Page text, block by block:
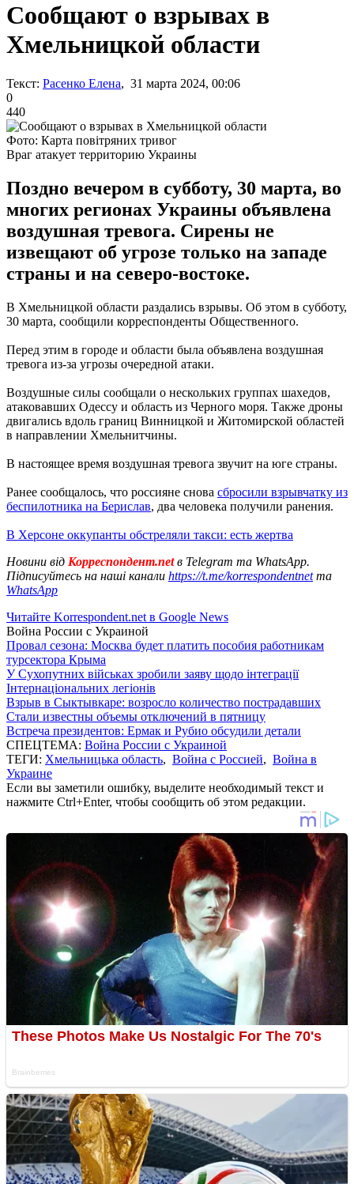
Сообщают о взрывах в
Хмельницкой области
Текст: Расенко Елена, 31 марта 2024, 00:06
0
440
Фото: Карта повітряних тривог
Враг атакует территорию Украины
Поздно вечером в субботу, 30 марта, во
многих регионах Украины объявлена
воздушная тревога. Сирены не
извещают об угрозе только на западе
страны и на северо-востоке.
В Хмельницкой области раздались взрывы. Об этом в субботу,
30 марта, сообщили корреспонденты Общественного.
Перед этим в городе и области была объявлена воздушная
тревога из-за угрозы очередной атаки.
Воздушные силы сообщали о нескольких группах шахедов,
атаковавших Одессу и область из Черного моря. Также дроны
двигались вдоль границ Винницкой и Житомирской областей
в направлении Хмельнитчины.
В настоящее время воздушная тревога звучит на юге страны.
Ранее сообщалось, что россияне снова сбросили взрывчатку из
беспилотника на Берислав, два человека получили ранения.
В Херсоне оккупанты обстреляли такси: есть жертва
Новини від Корреспондент.netв Telegram та WhatsApp.
Підписуйтесь на наші канали https://t.me/korrespondentnetта
WhatsApp
Читайте Korrespondent.net в Google News
Война России с Украиной
Провал сезона: Москва будет платить пособия работникам
турсектора Крыма
У Сухопутних військах зробили заяву щодо інтеграції
Інтернаціональних легіонів
Взрыв в Сыктывкаре: возросло количество пострадавших
Стали известны объемы отключений в пятницу
Встреча президентов: Ермак и Рубио обсудили детали
СПЕЦТЕМА: Война России с Украиной
ТЕГИ: Хмельницька область, Война с Россией, Война в
Украине
Если вы заметили ошибку, выделите необходимый текст и
нажмите Ctrl+Enter, чтобы сообщить об этом редакции.